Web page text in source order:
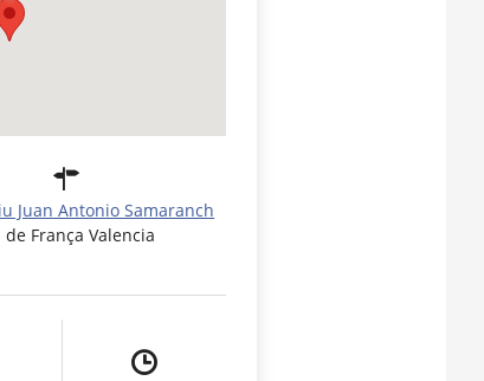
Juan Antonio Samaranch
de França Valencia